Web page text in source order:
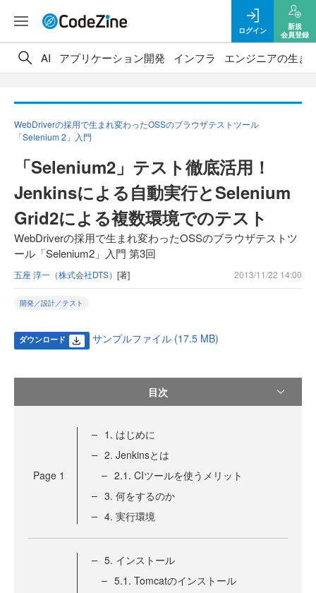
ログイン
新規
会員登録
AI アプリケーション開発 インフラ エンジニアの生き
WebDriverの採用で生まれ変わったOSSのブラウザテストツール
「Selenium 2」入門
「Selenium2」テスト徹底活用！
Jenkinsによる自動実行とSelenium
Grid2による複数環境でのテスト
WebDriverの採用で生まれ変わったOSSのブラウザテストツ
ール「Selenium2」入門 第3回
五座 淳一（株式会社DTS） [著] 2013/11/22 14:00
開発／設計／テスト
ダウンロード サンプルファイル (17.5 MB)
目次
Page 1
1. はじめに
2. Jenkinsとは
2.1. CIツールを使うメリット
3. 何をするのか
4. 実行環境
5. インストール
5.1. Tomcatのインストール